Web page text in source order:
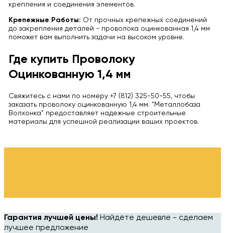
крепления и соединения элементов.
Крепежные Работы: От прочных крепежных соединений
до закрепления деталей - проволока оцинкованная 1,4 мм
поможет вам выполнить задачи на высоком уровне.
Где купить Проволоку
Оцинкованную 1,4 мм
Свяжитесь с нами по номеру +7 (812) 325-50-55, чтобы
заказать проволоку оцинкованную 1,4 мм. "Металлобаза
Волхонка" предоставляет надежные строительные
материалы для успешной реализации ваших проектов.
Гарантия лучшей цены! Найдёте дешевле - сделаем
лучшее предложение